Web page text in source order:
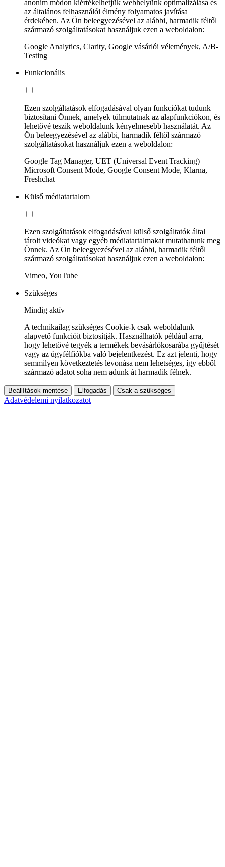
anonim módon kiértékelhetjük webhelyünk optimalizálása és
az általános felhasználói élmény folyamatos javítása
érdekében. Az Ön beleegyezésével az alábbi, harmadik féltől
származó szolgáltatásokat használjuk ezen a weboldalon:
Google Analytics, Clarity, Google vásárlói vélemények, A/B-
Testing
Funkcionális
Ezen szolgáltatások elfogadásával olyan funkciókat tudunk
biztosítani Önnek, amelyek túlmutatnak az alapfunkciókon, és
lehetővé teszik weboldalunk kényelmesebb használatát. Az
Ön beleegyezésével az alábbi, harmadik féltől származó
szolgáltatásokat használjuk ezen a weboldalon:
Google Tag Manager, UET (Universal Event Tracking)
Microsoft Consent Mode, Google Consent Mode, Klarna,
Freshchat
Külső médiatartalom
Ezen szolgáltatások elfogadásával külső szolgáltatók által
tárolt videókat vagy egyéb médiatartalmakat mutathatunk meg
Önnek. Az Ön beleegyezésével az alábbi, harmadik féltől
származó szolgáltatásokat használjuk ezen a weboldalon:
Vimeo, YouTube
Szükséges
Mindig aktív
A technikailag szükséges Cookie-k csak weboldalunk
alapvető funkcióit biztosítják. Használhatók például arra,
hogy lehetővé tegyék a termékek bevásárlókosarába gyűjtését
vagy az ügyfélfiókba való bejelentkezést. Ez azt jelenti, hogy
semmilyen következtetés levonása nem lehetséges, így ebből
származó adatot soha nem adunk át harmadik félnek.
Beállítások mentése Elfogadás Csak a szükséges
Adatvédelemi nyilatkozatot